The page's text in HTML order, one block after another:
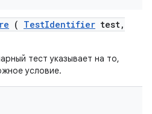
( TestIdentifier test,
тест указывает на то,
условие.